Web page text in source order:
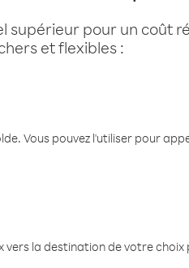
pour un coût
et flexibles :
Vous pouvez l'utiliser pour
la destination de votre choix